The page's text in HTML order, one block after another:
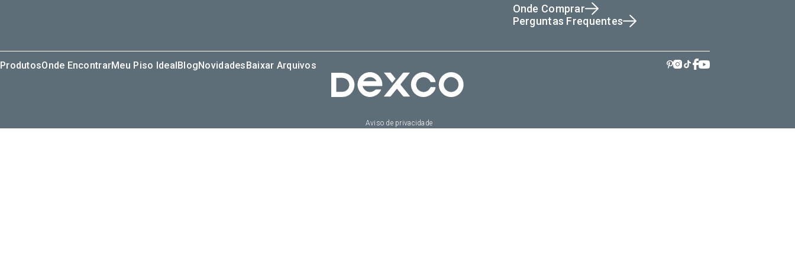
Onde Comprar
Perguntas Frequentes
ProdutosOnde EncontrarMeu Piso IdealBlogNovidadesBaixar Arquivos
Aviso de privacidade